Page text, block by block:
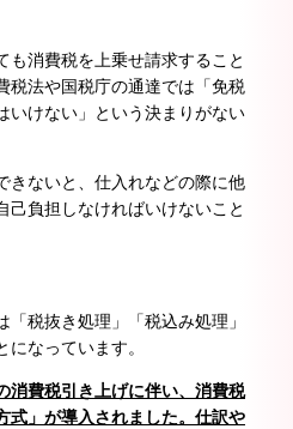
も消費税を上乗せ請求すること
税法や国税庁の通達では「免税
いけない」という決まりがない
きないと、仕入れなどの際に他
己負担しなければいけないこと
税抜き処理」「税込み処理」
なっています。
消費税引き上げに伴い、消費税
式」が導入されました。仕訳や